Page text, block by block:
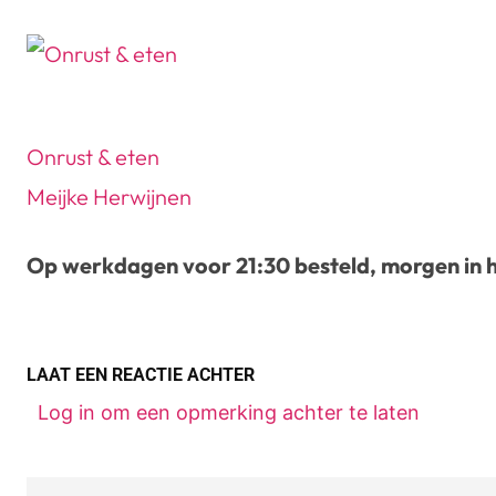
Onrust & eten
Meijke Herwijnen
Op werkdagen voor 21:30 besteld, morgen in
LAAT EEN REACTIE ACHTER
Log in om een opmerking achter te laten